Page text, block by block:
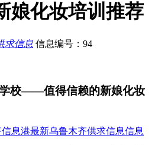
娘化妆培训推荐
求信息 信息编号：94
校——值得信赖的新娘化妆
息港最新乌鲁木齐供求信息信息